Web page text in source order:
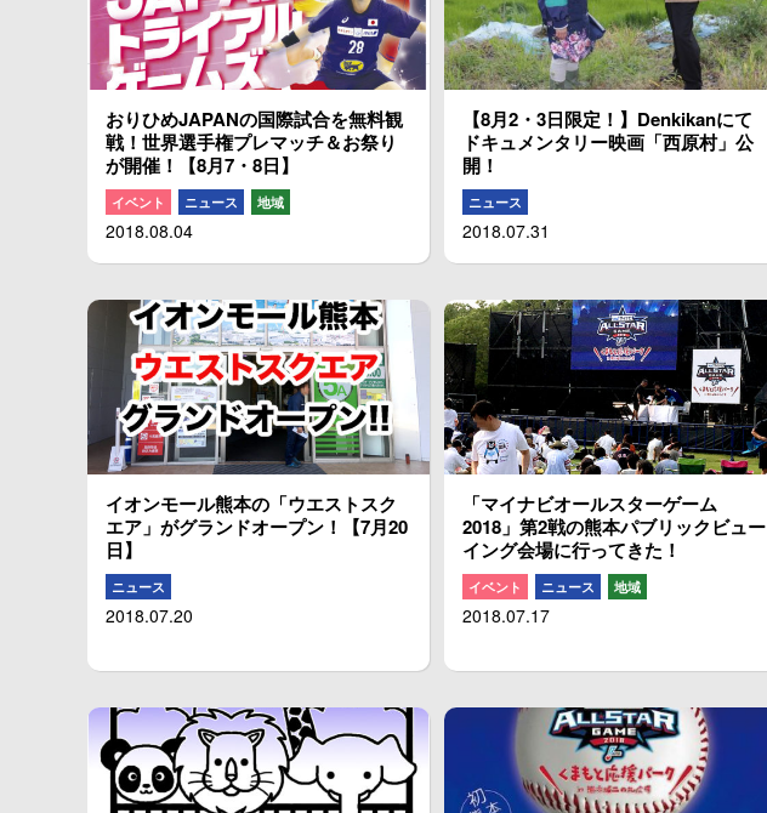
おりひめJAPANの国際試合を無料観
戦！世界選手権プレマッチ＆お祭り
が開催！【8月7・8日】
イベント ニュース 地域
2018.08.04
【8月2・3日限定！】Denkikanにて
ドキュメンタリー映画「西原村」公
開！
ニュース
2018.07.31
イオンモール熊本の「ウエストスク
エア」がグランドオープン！【7月20
日】
ニュース
2018.07.20
「マイナビオールスターゲーム
2018」第2戦の熊本パブリックビュー
イング会場に行ってきた！
イベント ニュース 地域
2018.07.17